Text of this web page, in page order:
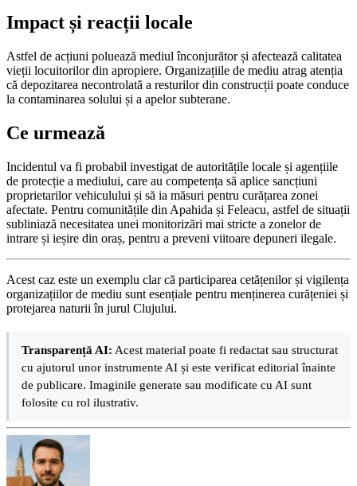
Impact și reacții locale
Astfel de acțiuni poluează mediul înconjurător și afectează calitatea
vieții locuitorilor din apropiere. Organizațiile de mediu atrag atenția
că depozitarea necontrolată a resturilor din construcții poate conduce
la contaminarea solului și a apelor subterane.
Ce urmează
Incidentul va fi probabil investigat de autoritățile locale și agențiile
de protecție a mediului, care au competența să aplice sancțiuni
proprietarilor vehiculului și să ia măsuri pentru curățarea zonei
afectate. Pentru comunitățile din Apahida și Feleacu, astfel de situații
subliniază necesitatea unei monitorizări mai stricte a zonelor de
intrare și ieșire din oraș, pentru a preveni viitoare depuneri ilegale.
Acest caz este un exemplu clar că participarea cetățenilor și vigilența
organizațiilor de mediu sunt esențiale pentru menținerea curățeniei și
protejarea naturii în jurul Clujului.
Transparență AI: Acest material poate fi redactat sau structurat
cu ajutorul unor instrumente AI și este verificat editorial înainte
de publicare. Imaginile generate sau modificate cu AI sunt
folosite cu rol ilustrativ.